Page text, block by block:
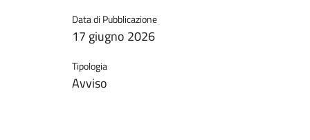
Data di Pubblicazione
17 giugno 2026
Tipologia
Avviso